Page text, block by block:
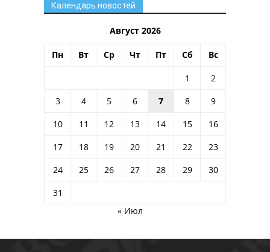
Календарь новостей
Август 2026
Пн Вт Ср Чт Пт Сб Вс
1
2
3
4 5 6 7 8
9
10
11 12 13 14 15
16
17
18 19 20 21 22
23
24
25 26 27 28 29
30
31
« Июл